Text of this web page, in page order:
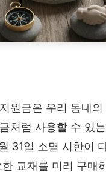
원금은 우리 동네
처럼 사용할 수 있
31일 소멸 시한이
교재를 미리 구매